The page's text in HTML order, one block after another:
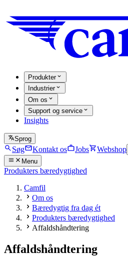
Produkter
Industrier
Om os
Support og service
Insights
Sprog
Søg Kontakt os Jobs Webshop
Menu
Produkters bæredygtighed
Camfil
Om os
Bæredygtig fra dag ét
Produkters bæredygtighed
Affaldshåndtering
Affaldshåndtering